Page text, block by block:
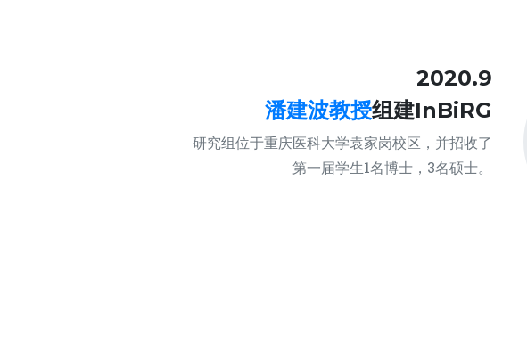
2020.9
潘建波教授组建InBiRG
研究组位于重庆医科大学袁家岗校区，并招收了
第一届学生1名博士，3名硕士。